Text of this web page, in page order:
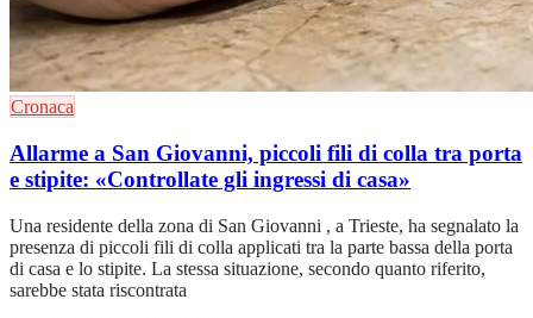
Cronaca
Allarme a San Giovanni, piccoli fili di colla tra porta
e stipite: «Controllate gli ingressi di casa»
Una residente della zona di San Giovanni , a Trieste, ha segnalato la
presenza di piccoli fili di colla applicati tra la parte bassa della porta
di casa e lo stipite. La stessa situazione, secondo quanto riferito,
sarebbe stata riscontrata